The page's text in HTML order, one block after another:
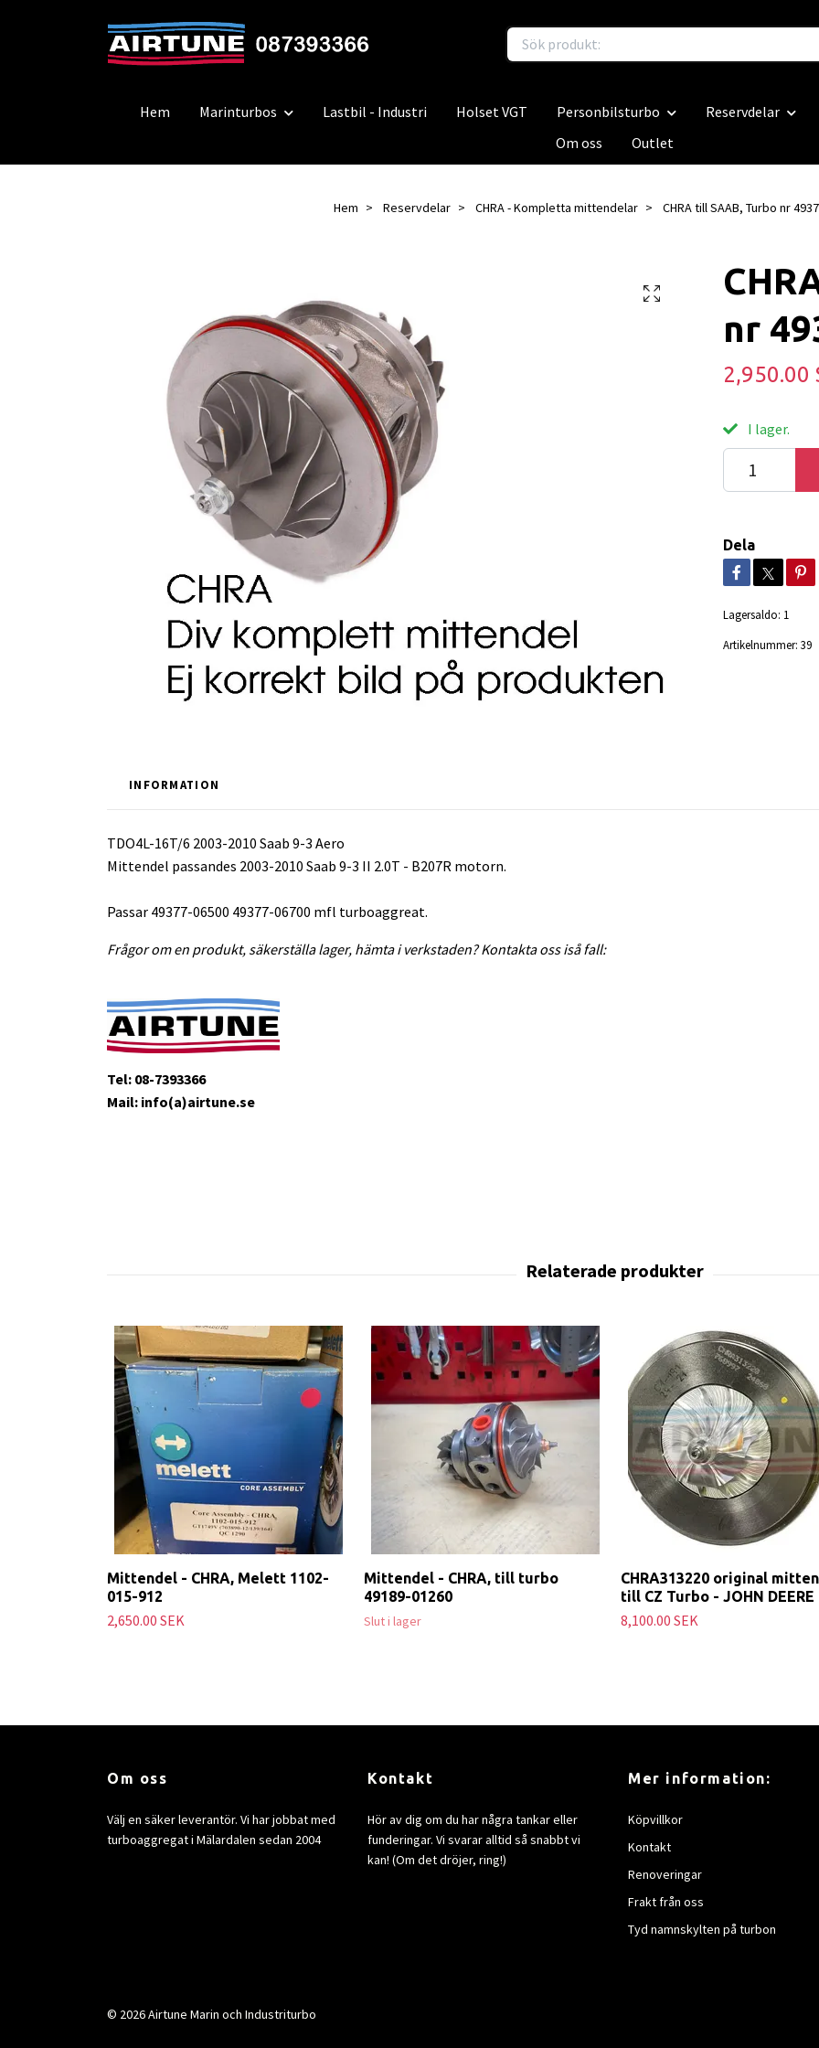
Hem Marinturbos Lastbil - Industri Holset VGT Personbilsturbo Reservdelar
Om oss
Outlet
Hem Reservdelar CHRA - Kompletta mittendelar CHRA till SAAB, Turbo nr
nr
2,950.00
I lager.
Dela
Lagersaldo: 1
Artikelnummer: 39
INFORMATION
TDO4L-16T/6 2003-2010 Saab 9-3 Aero
Mittendel passandes 2003-2010 Saab 9-3 II 2.0T - B207R motorn.
Passar 49377-06500 49377-06700 mfl turboaggreat.
Frågor om en produkt, säkerställa lager, hämta i verkstaden? Kontakta oss iså fall:
Tel: 08-7393366
Mail: info(a)airtune.se
Mittendel - CHRA, Melett 1102-
015-912
2,650.00 SEK
Mittendel - CHRA, till turbo
49189-01260
Slut i lager
CHRA313220 original
till CZ Turbo - JOHN DEERE
8,100.00 SEK
Om oss
Välj en säker leverantör. Vi har jobbat med
turboaggregat i Mälardalen sedan 2004
Kontakt
Hör av dig om du har några tankar eller
funderingar. Vi svarar alltid så snabbt vi
kan! (Om det dröjer, ring!)
Mer information:
Köpvillkor
Kontakt
Renoveringar
Frakt från oss
Tyd namnskylten på turbon
© 2026 Airtune Marin och Industriturbo